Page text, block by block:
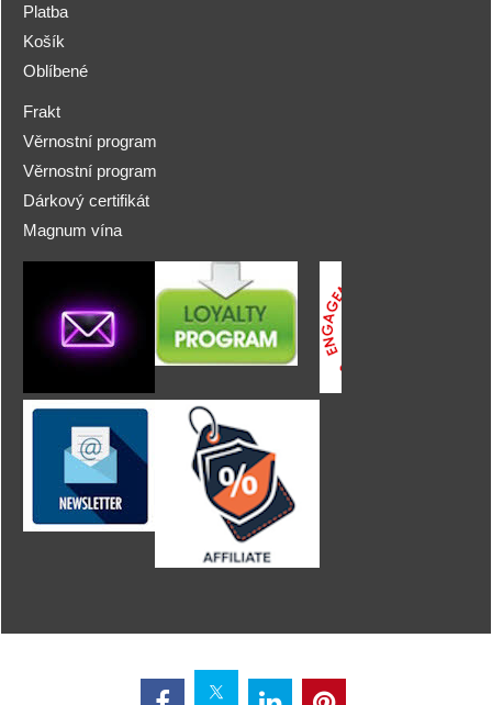
Platba
Košík
Oblíbené
Frakt
Věrnostní program
Věrnostní program
Dárkový certifikát
Magnum vína